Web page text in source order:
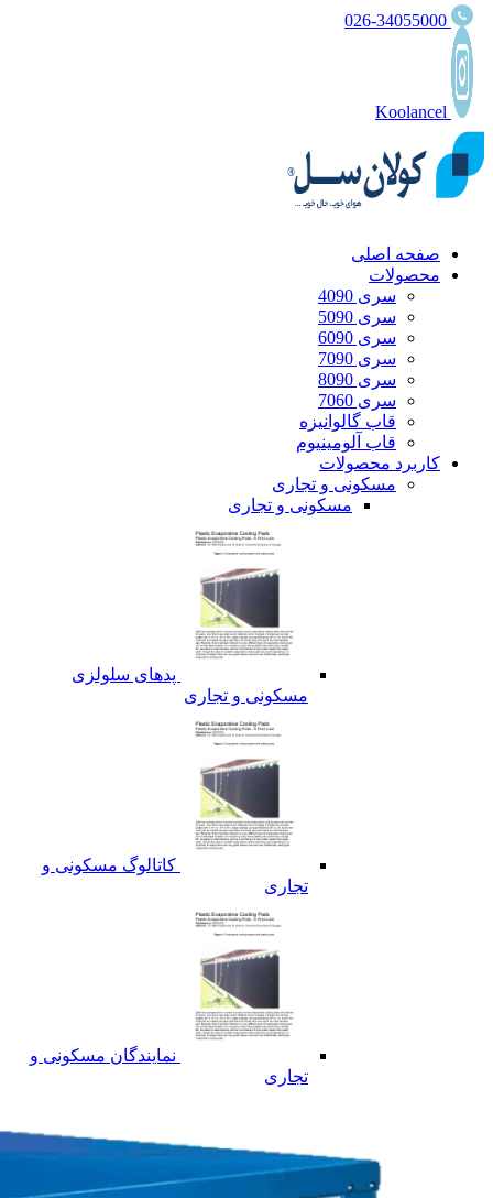
صفحه اصلی
محصولات
سری 4090
سری 5090
سری 6090
سری 7090
سری 8090
سری 7060
قاب گالوانیزه
قاب آلومینیوم
کاربرد محصولات
مسکونی و تجاری
مسکونی و تجاری
پدهای سلولزی
مسکونی و تجاری
کاتالوگ مسکونی و
تجاری
نمایندگان مسکونی و
تجاری